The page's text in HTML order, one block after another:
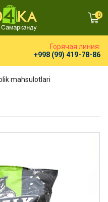
0
Горячая линия:
+998 (99) 419-78-86
mahsulotlari